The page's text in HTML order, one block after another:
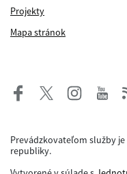
Projekty
Mapa stránok
Prevádzkovateľom služby
republiky.